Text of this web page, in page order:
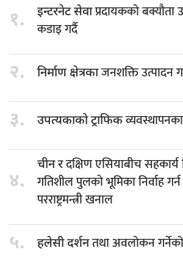
१. इन्टरनेट सेवाप्रदायकको
कडाइ गर्दै
२. निर्माण क्षेत्रकाजनशक्ति उत्पादन
३. उपत्यकाको ट्राफिक
४.
चीन रदक्षिण एसियाबीच
गतिशील पुलको भूमिका निर्वाह
परराष्ट्रमन्त्री खनाल
५. हलेसी दर्शनतथा अवलोकन